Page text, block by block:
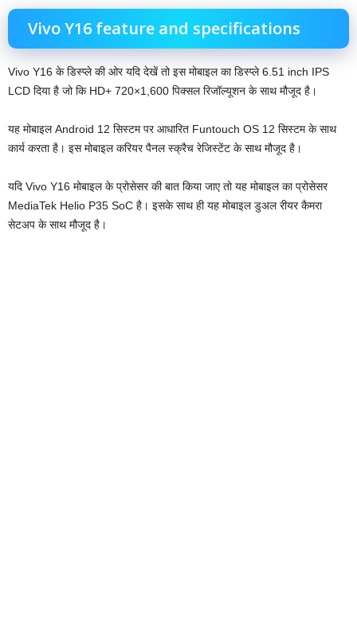
Vivo Y16 feature and specifications
Vivo Y16 के डिस्प्ले की ओर यदि देखें तो इस मोबाइल का डिस्प्ले 6.51 inch IPS
LCD दिया है जो कि HD+ 720×1,600 पिक्सल रिजॉल्यूशन के साथ मौजूद है।
यह मोबाइल Android 12 सिस्टम पर आधारित Funtouch OS 12 सिस्टम के साथ
कार्य करता है। इस मोबाइल करियर पैनल स्क्रैच रेजिस्टेंट के साथ मौजूद है।
यदि Vivo Y16 मोबाइल के प्रोसेसर की बात किया जाए तो यह मोबाइल का प्रोसेसर
MediaTek Helio P35 SoC है। इसके साथ ही यह मोबाइल डुअल रीयर कैमरा
सेटअप के साथ मौजूद है।